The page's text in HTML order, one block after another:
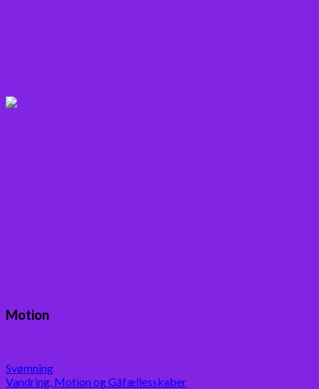
Motion
Svømning
Vandring, Motion og Gåfællesskaber